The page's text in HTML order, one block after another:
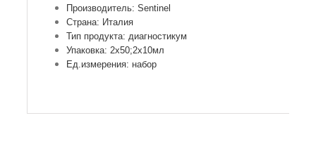
Производитель: Sentinel
Страна: Италия
Тип продукта: диагностикум
Упаковка: 2х50;2х10мл
Ед.измерения: набор